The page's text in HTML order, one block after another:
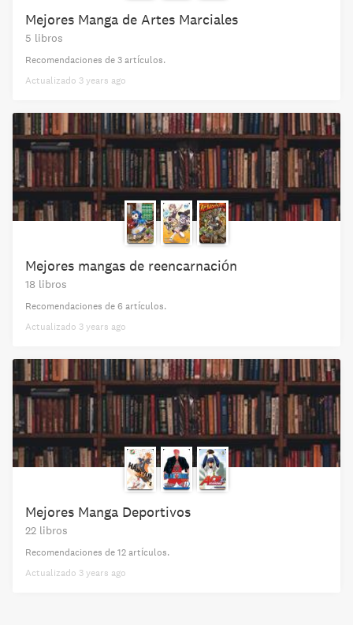
Mejores Manga de Artes Marciales
5 libros
Recomendaciones de 3 artículos.
Actualizado 3 years ago
Mejores mangas de reencarnación
18 libros
Recomendaciones de 6 artículos.
Actualizado 3 years ago
Mejores Manga Deportivos
22 libros
Recomendaciones de 12 artículos.
Actualizado 3 years ago